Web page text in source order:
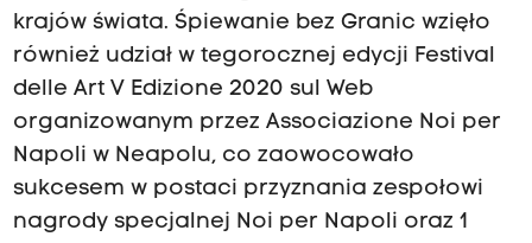
krajów świata. Śpiewanie bez Granic wzięło
również udział w tegorocznej edycji Festival
delle Art V Edizione 2020 sul Web
organizowanym przez Associazione Noi per
Napoli w Neapolu, co zaowocowało
sukcesem w postaci przyznania zespołowi
nagrody specjalnej Noi per Napoli oraz 1